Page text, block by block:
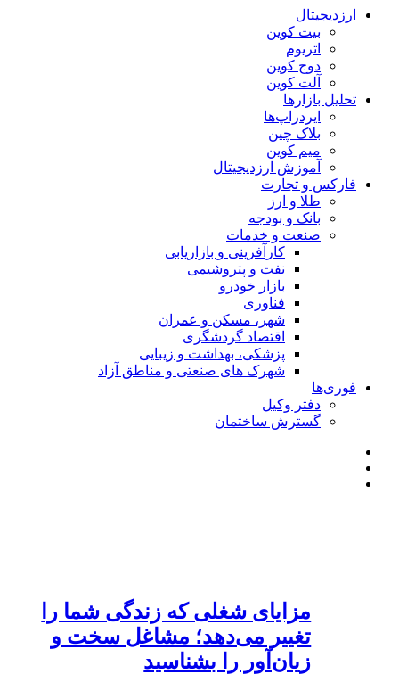
ارزدیجیتال
بیت کوین
اتریوم
دوج کوین
آلت کوین
تحلیل بازارها
ایردراپ‌ها
بلاک چین
میم کوین‌
آموزش ارزدیجیتال
فارکس و تجارت
طلا و ارز
بانک و بودجه
صنعت و خدمات
کارآفرینی و بازاریابی
نفت و پتروشیمی
بازار خودرو
فناوری
شهر، مسکن و عمران
اقتصاد گردشگری
پزشکی، بهداشت و زیبایی
شهرک های صنعتی و مناطق آزاد
فوری‌ها
دفتر وکیل
گسترش ساختمان
مزایای شغلی که زندگی شما را
تغییر می‌دهد؛ مشاغل سخت و
زیان‌آور را بشناسید